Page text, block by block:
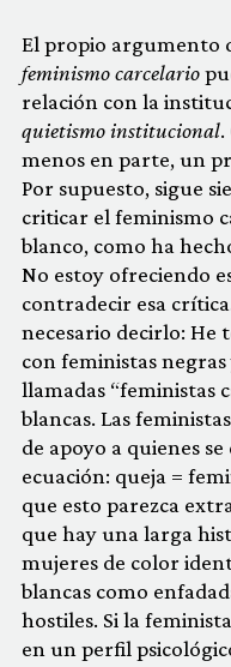
El propio argumento
feminismo carcelario
relación con la
quietismo institucional
menos en parte, un
Por supuesto, sigue
criticar el feminismo
blanco, como ha
No estoy ofreciendo
contradecir esa
necesario decirlo: He
con feministas
llamadas “feministas
blancas. Las
de apoyo a quienes
ecuación: queja =
que esto parezca
que hay una larga
mujeres de color
blancas como
hostiles. Si la
en un perfil